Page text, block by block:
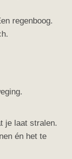
regenboog.
je laat stralen.
én het te